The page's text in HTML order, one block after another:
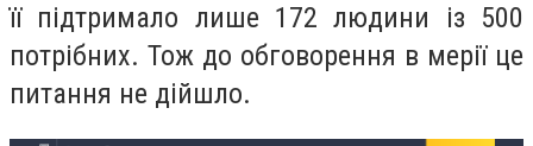
її підтримало лише 172 людини із 500
потрібних. Тож до обговорення в мерії це
питання не дійшло.